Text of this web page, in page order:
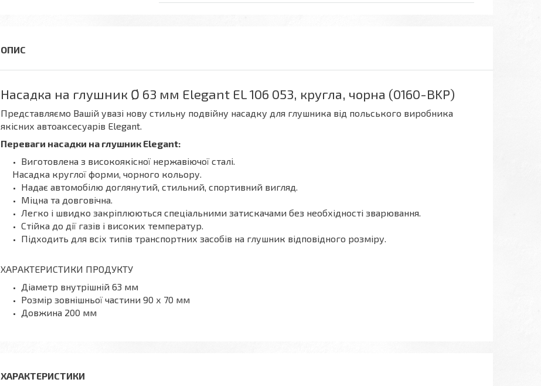
Насадка на глушник Ø 63 мм Elegant EL 106 053, кругла, чорна (0160-BKP)
Представляємо Вашій увазі нову стильну подвійну насадку для глушника від польського виробника
якісних автоаксесуарів Elegant.
Переваги насадки на глушник Elegant:
Виготовлена з високоякісної нержавіючої сталі.
Насадка круглої форми, чорного кольору.
Надає автомобілю доглянутий, стильний, спортивний вигляд.
Міцна та довговічна.
Легко і швидко закріплюються спеціальними затискачами без необхідності зварювання.
Стійка до дії газів і високих температур.
Підходить для всіх типів транспортних засобів на глушник відповідного розміру.
ХАРАКТЕРИСТИКИ ПРОДУКТУ
Діаметр внутрішній 63 мм
Розмір зовнішньої частини 90 х 70 мм
Довжина 200 мм
ХАРАКТЕРИСТИКИ